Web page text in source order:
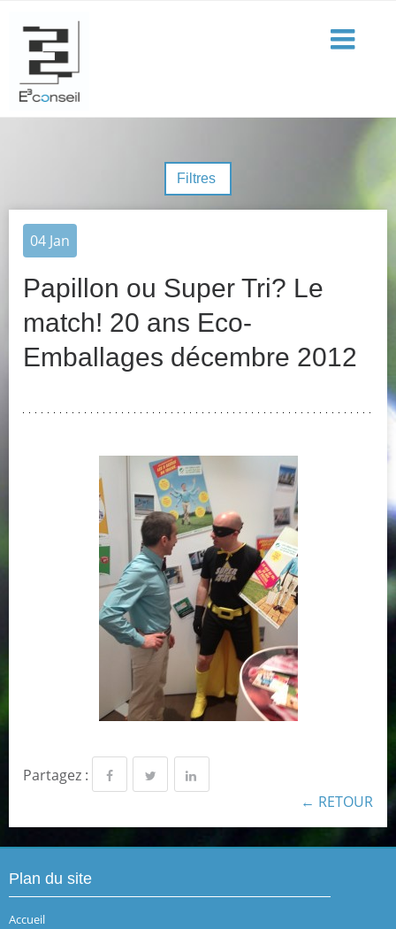
04 Jan
Papillon ou Super Tri? Le
match! 20 ans Eco-
Emballages décembre 2012
Partagez :
← RETOUR
Filtres
Plan du site
Accueil